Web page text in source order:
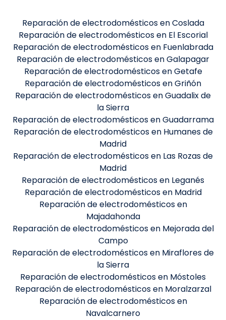
Reparación de electrodomésticos en Coslada
Reparación de electrodomésticos en El Escorial
Reparación de electrodomésticos en Fuenlabrada
Reparación de electrodomésticos en Galapagar
Reparación de electrodomésticos en Getafe
Reparación de electrodomésticos en Griñón
Reparación de electrodomésticos en Guadalix de
la Sierra
Reparación de electrodomésticos en Guadarrama
Reparación de electrodomésticos en Humanes de
Madrid
Reparación de electrodomésticos en Las Rozas de
Madrid
Reparación de electrodomésticos en Leganés
Reparación de electrodomésticos en Madrid
Reparación de electrodomésticos en
Majadahonda
Reparación de electrodomésticos en Mejorada del
Campo
Reparación de electrodomésticos en Miraflores de
la Sierra
Reparación de electrodomésticos en Móstoles
Reparación de electrodomésticos en Moralzarzal
Reparación de electrodomésticos en
Navalcarnero